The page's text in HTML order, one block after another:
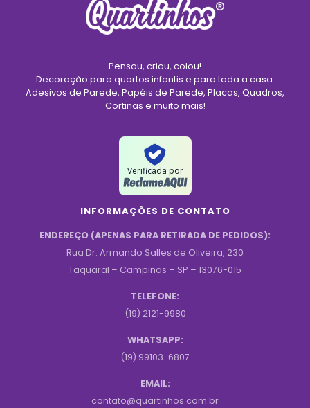
Pensou, criou, colou!
Decoração para quartos infantis e para toda a casa.
Adesivos de Parede, Papéis de Parede, Placas, Quadros,
Cortinas e muito mais!
Verificada por
INFORMAÇÕES DE CONTATO
ENDEREÇO (APENAS PARA RETIRADA DE PEDIDOS):
Rua Dr. Armando Salles de Oliveira, 230
Taquaral – Campinas – SP – 13076-015
TELEFONE:
(19) 2121-9980
WHATSAPP:
(19) 99103-6807
EMAIL:
contato@quartinhos.com.br